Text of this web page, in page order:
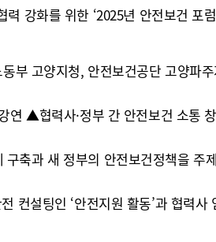
강화를 위한 ‘2025년 안전보건 포
부 고양지청, 안전보건공단 고양파
▲협력사·정부 간 안전보건 소통
축과 새 정부의 안전보건정책을
컨설팅인 ‘안전지원 활동’과 협력사